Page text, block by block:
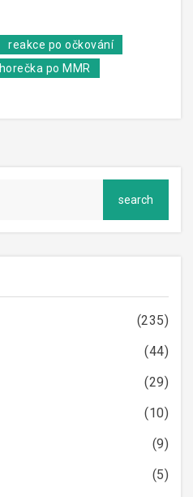
reakce po očkování
horečka po MMR
(235)
(44)
(29)
(10)
(9)
(5)